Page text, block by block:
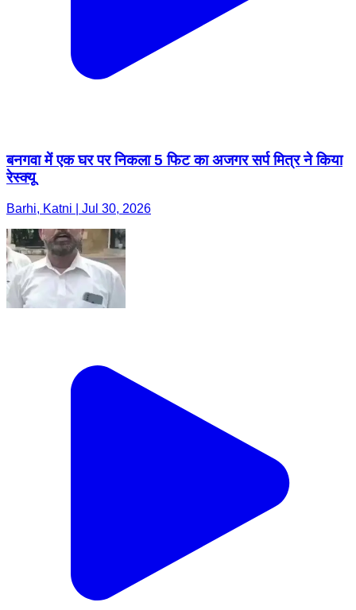
बनगवा में एक घर पर निकला 5 फिट का अजगर सर्प मित्र ने किया
रेस्क्यू
Barhi, Katni | Jul 30, 2026